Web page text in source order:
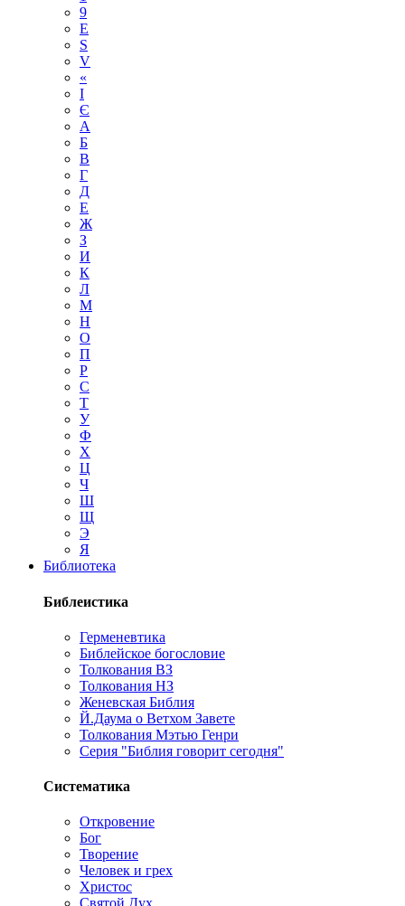
9
E
S
V
«
І
Є
А
Б
В
Г
Д
Е
Ж
З
И
К
Л
М
Н
О
П
Р
С
Т
У
Ф
Х
Ц
Ч
Ш
Щ
Э
Я
Библиотека
Библеистика
Герменевтика
Библейское богословие
Толкования ВЗ
Толкования НЗ
Женевская Библия
Й.Даума о Ветхом Завете
Толкования Мэтью Генри
Серия "Библия говорит сегодня"
Систематика
Откровение
Бог
Творение
Человек и грех
Христос